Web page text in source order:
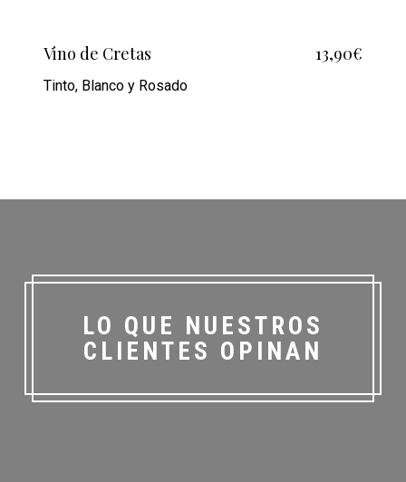
Vino de Cretas 13,90€
Tinto, Blanco y Rosado
LO QUE NUESTROS
CLIENTES OPINAN